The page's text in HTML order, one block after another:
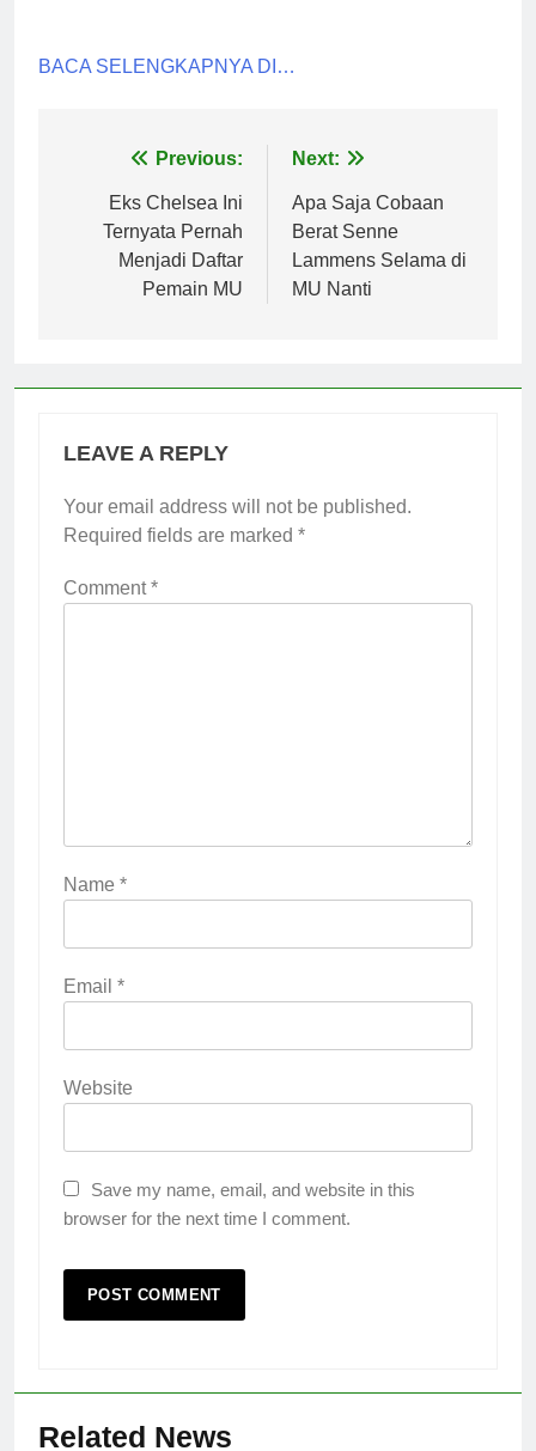
BACA SELENGKAPNYA DI…
navigation
Previous:
Eks Chelsea Ini
Ternyata Pernah
Menjadi Daftar
Pemain MU
Next:
Apa Saja Cobaan
Berat Senne
Lammens Selama di
MU Nanti
LEAVE A REPLY
Your email address will not be published.
Required fields are marked *
Comment*
Name *
Email *
Website
Save my name, email, and website in this
browser for the next time I comment.
Related News